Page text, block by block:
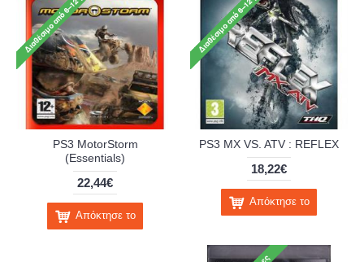
PS3 MotorStorm
(Essentials)
22,44€
Απόκτησε το
PS3 MX VS. ATV : REFLEX
18,22€
Απόκτησε το